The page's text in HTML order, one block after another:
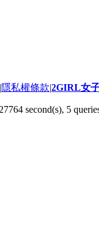
|隱私權條款|2GIRL女
second(s), 5